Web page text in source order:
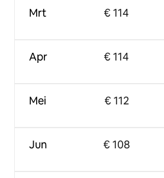
Mrt
Apr
Mei
Jun
€ 114
€ 114
€ 112
€ 108